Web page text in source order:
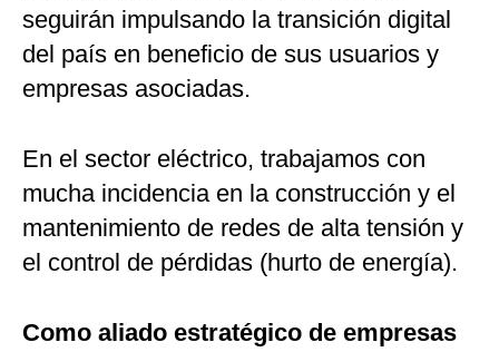
seguirán impulsando la transición digital
del país en beneficio de sus usuarios y
empresas asociadas.
En el sector eléctrico, trabajamos con
mucha incidencia en la construcción y el
mantenimiento de redes de alta tensión y
el control de pérdidas (hurto de energía).
Como aliado estratégico de empresas